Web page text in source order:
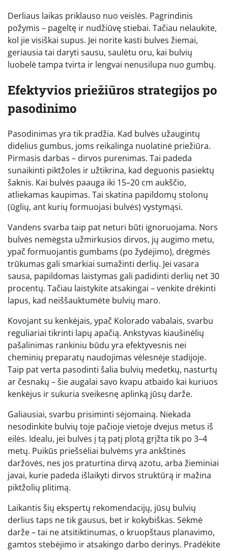
Derliaus laikas priklauso nuo veislės. Pagrindinis
požymis – pageltę ir nudžiūvę stiebai. Tačiau nelaukite,
kol jie visiškai supus. Jei norite kasti bulves žiemai,
geriausia tai daryti sausu, saulėtu oru, kai bulvių
luobelė tampa tvirta ir lengvai nenusilupa nuo gumbų.
Efektyvios priežiūros strategijos po
pasodinimo
Pasodinimas yra tik pradžia. Kad bulvės užaugintų
didelius gumbus, joms reikalinga nuolatinė priežiūra.
Pirmasis darbas – dirvos purenimas. Tai padeda
sunaikinti piktžoles ir užtikrina, kad deguonis pasiektų
šaknis. Kai bulvės paauga iki 15–20 cm aukščio,
atliekamas kaupimas. Tai skatina papildomų stolonų
(ūglių, ant kurių formuojasi bulvės) vystymąsi.
Vandens svarba taip pat neturi būti ignoruojama. Nors
bulvės nemėgsta užmirkusios dirvos, jų augimo metu,
ypač formuojantis gumbams (po žydėjimo), drėgmės
trūkumas gali smarkiai sumažinti derlių. Jei vasara
sausa, papildomas laistymas gali padidinti derlių net 30
procentų. Tačiau laistykite atsakingai – venkite drėkinti
lapus, kad neiššauktumėte bulvių maro.
Kovojant su kenkėjais, ypač Kolorado vabalais, svarbu
reguliariai tikrinti lapų apačią. Ankstyvas kiaušinėlių
pašalinimas rankiniu būdu yra efektyvesnis nei
cheminių preparatų naudojimas vėlesnėje stadijoje.
Taip pat verta pasodinti šalia bulvių medetkų, nasturtų
ar česnakų – šie augalai savo kvapu atbaido kai kuriuos
kenkėjus ir sukuria sveikesnę aplinką jūsų darže.
Galiausiai, svarbu prisiminti sėjomainą. Niekada
nesodinkite bulvių toje pačioje vietoje dvejus metus iš
eilės. Idealu, jei bulvės į tą patį plotą grįžta tik po 3–4
metų. Puikūs priešsėliai bulvėms yra ankštinės
daržovės, nes jos praturtina dirvą azotu, arba žieminiai
javai, kurie padeda išlaikyti dirvos struktūrą ir mažina
piktžolių plitimą.
Laikantis šių ekspertų rekomendacijų, jūsų bulvių
derlius taps ne tik gausus, bet ir kokybiškas. Sėkmė
darže – tai ne atsitiktinumas, o kruopštaus planavimo,
gamtos stebėjimo ir atsakingo darbo derinys. Pradėkite